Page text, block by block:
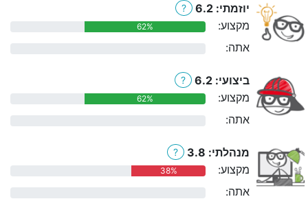
יוזמתי: 6.2 ?
מקצוע: 62%
אתה:
ביצועי: 6.2 ?
מקצוע: 62%
אתה:
מנהלתי: 3.8 ?
מקצוע: 38%
אתה: